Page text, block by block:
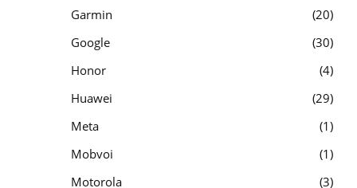
Garmin
20
Google
30
Honor
4
Huawei
29
Meta
1
Mobvoi
1
Motorola
3